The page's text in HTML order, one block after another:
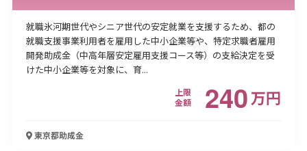
就職氷河期世代やシニア世代の安定就業を支援するため、都の
就職支援事業利用者を雇用した中小企業等や、特定求職者雇用
開発助成金（中高年層安定雇用支援コース等）の支給決定を受
けた中小企業等を対象に、育...
上限
金額
240万円
東京都助成金